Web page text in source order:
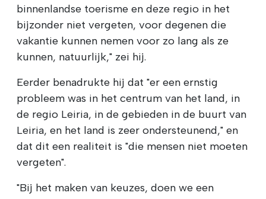
binnenlandse toerisme en deze regio in het
bijzonder niet vergeten, voor degenen die
vakantie kunnen nemen voor zo lang als ze
kunnen, natuurlijk," zei hij.
Eerder benadrukte hij dat "er een ernstig
probleem was in het centrum van het land, in
de regio Leiria, in de gebieden in de buurt van
Leiria, en het land is zeer ondersteunend," en
dat dit een realiteit is "die mensen niet moeten
vergeten".
"Bij het maken van keuzes, doen we een